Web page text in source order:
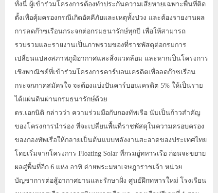
ทั้งนี้ ผู้เข้าร่วมโครงการต้องทำประกันความเสียหายเฉพาะพื้นที่ติด
ตั้งเพื่อคุ้มครองกรณีเกิดอัคคีภัยและเหตุทั้งปวง และต้องรายงานผล
การลดก๊าซเรือนกระจกต่อกรมธนารักษ์ทุกปี เพื่อให้สามารถ
รวบรวมและรายงานเป็นภาพรวมของที่ราชพัสดุต่อกรมการ
เปลี่ยนแปลงสภาพภูมิอากาศและสิ่งแวดล้อม และหากเป็นโครงการ
เชิงพาณิชย์ที่เข้าร่วมโครงการคาร์บอนเครดิตเพื่อลดก๊าซเรือน
กระจกภาคสมัครใจ จะต้องแบ่งปันคาร์บอนเครดิต 5% ให้เป็นราย
ได้แผ่นดินผ่านกรมธนารักษ์ด้วย
ดร.เอกนิติ กล่าวว่า ความร่วมมือกับกองทัพเรือ นับเป็นก้าวสำคัญ
ของโครงการนำร่อง ที่จะเปลี่ยนพื้นที่ราชพัสดุในความครอบครอง
ของกองทัพเรือให้กลายเป็นต้นแบบพลังงานสะอาดของประเทศไทย
โดยเริ่มจากโครงการ Floating Solar ที่กรมอู่ทหารเรือ ก่อนจะขยาย
ผลสู่พื้นที่อีก 6 แห่ง อาทิ ค่ายพระมหาเจษฎาราชเจ้า หน่วย
บัญชาการต่อสู้อากาศยานและรักษาฝั่ง ศูนย์ฝึกทหารใหม่ โรงเรียน